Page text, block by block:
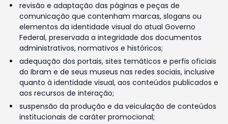
revisão e adaptação das páginas e peças de
comunicação que contenham marcas, slogans ou
elementos da identidade visual do atual Governo
Federal, preservada a integridade dos documentos
administrativos, normativos e históricos;
adequação dos portais, sites temáticos e perfis oficiais
do Ibram e de seus museus nas redes sociais, inclusive
quanto à identidade visual, aos conteúdos publicados e
aos recursos de interação;
suspensão da produção e da veiculação de conteúdos
institucionais de caráter promocional;